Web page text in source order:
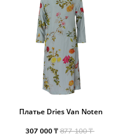
Платье Dries Van Noten
307 000 ₸ 877 100 ₸